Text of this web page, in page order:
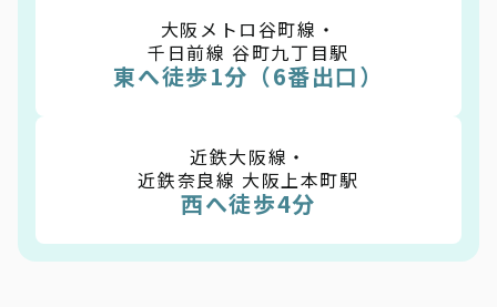
大阪メトロ谷町線・
千日前線 谷町九丁目駅
東へ徒歩1分（6番出口）
近鉄大阪線・
近鉄奈良線 大阪上本町駅
西へ徒歩4分